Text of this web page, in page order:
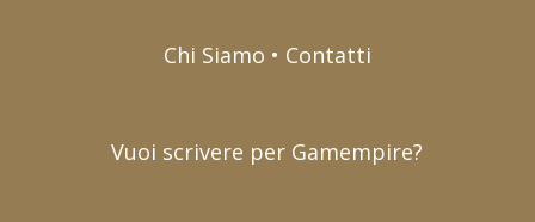
Chi Siamo • Contatti
Vuoi scrivere per Gamempire?